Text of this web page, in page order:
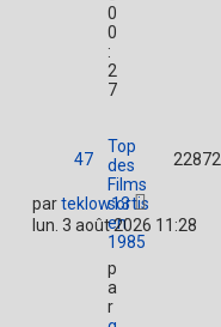
0
0
:
2
7
Top
des
Films
sortis
en
1985
p
a
r
47 22872
parteklow13
lun. 3 août 2026 11:28